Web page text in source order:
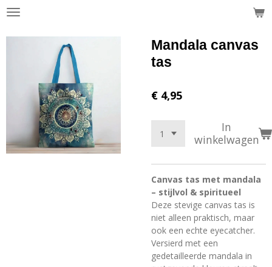
Ga
naar
hoofdinhoud
Mandala canvas
tas
€ 4,95
In
winkelwagen
Canvas tas met mandala
– stijlvol & spiritueel
Deze stevige canvas tas is
niet alleen praktisch, maar
ook een echte eyecatcher.
Versierd met een
gedetailleerde mandala in